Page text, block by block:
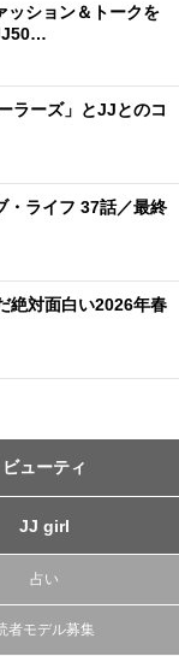
ッション＆トークを
ラーズ」とJJとのコ
・ライフ 37話／最終
絶対面白い2026年春
ビューティ
JJ girl
占い
者モデル募集